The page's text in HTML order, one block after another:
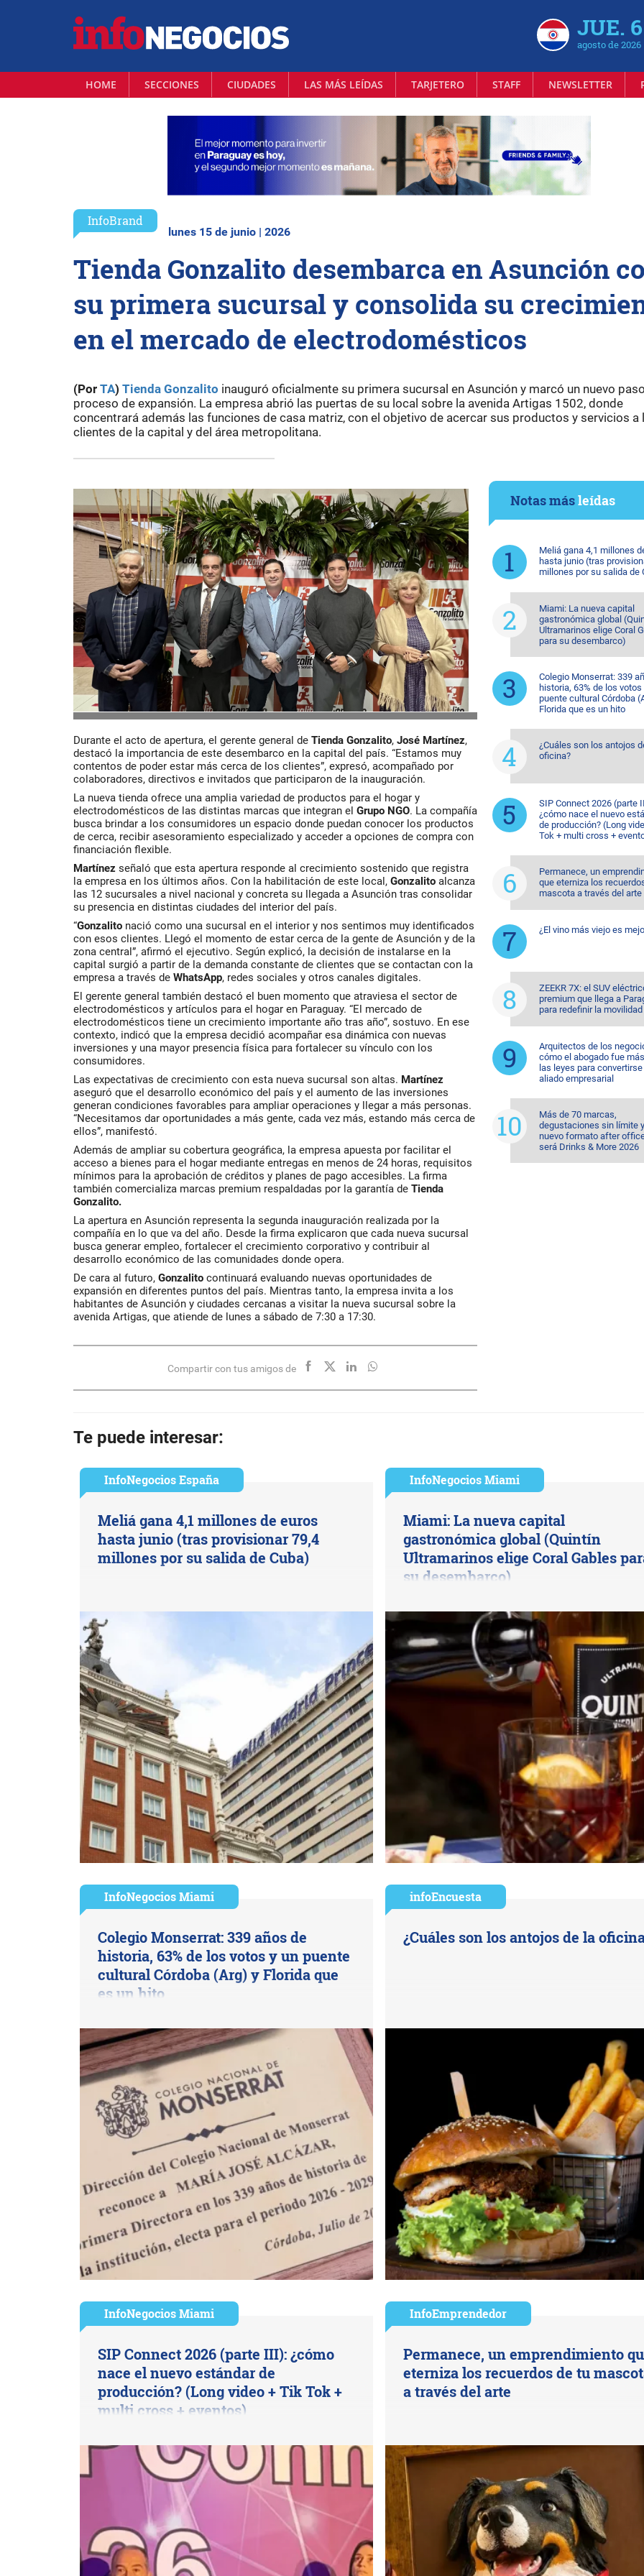
JUE. 6
agosto de 2026
HOME SECCIONES CIUDADES LAS MÁS LEÍDAS TARJETERO STAFF NEWSLETTER
InfoBrand
lunes 15 de junio | 2026
Tienda Gonzalito desembarca en Asunción
su primera sucursal y consolida su
en el mercado de electrodomésticos
(Por TA) Tienda Gonzalito inauguró oficialmente su primera sucursal en Asunción y marcó un nuevo
proceso de expansión. La empresa abrió las puertas de su local sobre la avenida Artigas 1502, donde
concentrará además las funciones de casa matriz, con el objetivo de acercar sus productos y servicios a
clientes de la capital y del área metropolitana.
Durante el acto de apertura, el gerente general de Tienda Gonzalito, José Martínez,
destacó la importancia de este desembarco en la capital del país. “Estamos muy
contentos de poder estar más cerca de los clientes”, expresó, acompañado por
colaboradores, directivos e invitados que participaron de la inauguración.
La nueva tienda ofrece una amplia variedad de productos para el hogar y
electrodomésticos de las distintas marcas que integran el Grupo NGO. La compañía
busca brindar a los consumidores un espacio donde puedan conocer los productos
de cerca, recibir asesoramiento especializado y acceder a opciones de compra con
financiación flexible.
Martínez señaló que esta apertura responde al crecimiento sostenido que registra
la empresa en los últimos años. Con la habilitación de este local, Gonzalito alcanza
las 12 sucursales a nivel nacional y concreta su llegada a Asunción tras consolidar
su presencia en distintas ciudades del interior del país.
“Gonzalito nació como una sucursal en el interior y nos sentimos muy identificados
con esos clientes. Llegó el momento de estar cerca de la gente de Asunción y de la
zona central”, afirmó el ejecutivo. Según explicó, la decisión de instalarse en la
capital surgió a partir de la demanda constante de clientes que se contactan con la
empresa a través de WhatsApp, redes sociales y otros canales digitales.
El gerente general también destacó el buen momento que atraviesa el sector de
electrodomésticos y artículos para el hogar en Paraguay. “El mercado de
electrodomésticos tiene un crecimiento importante año tras año”, sostuvo. En ese
contexto, indicó que la empresa decidió acompañar esa dinámica con nuevas
inversiones y una mayor presencia física para fortalecer su vínculo con los
consumidores.
Las expectativas de crecimiento con esta nueva sucursal son altas. Martínez
aseguró que el desarrollo económico del país y el aumento de las inversiones
generan condiciones favorables para ampliar operaciones y llegar a más personas.
“Necesitamos dar oportunidades a más gente, cada vez más, estando más cerca de
ellos”, manifestó.
Además de ampliar su cobertura geográfica, la empresa apuesta por facilitar el
acceso a bienes para el hogar mediante entregas en menos de 24 horas, requisitos
mínimos para la aprobación de créditos y planes de pago accesibles. La firma
también comercializa marcas premium respaldadas por la garantía de Tienda
Gonzalito.
La apertura en Asunción representa la segunda inauguración realizada por la
compañía en lo que va del año. Desde la firma explicaron que cada nueva sucursal
busca generar empleo, fortalecer el crecimiento corporativo y contribuir al
desarrollo económico de las comunidades donde opera.
De cara al futuro, Gonzalito continuará evaluando nuevas oportunidades de
expansión en diferentes puntos del país. Mientras tanto, la empresa invita a los
habitantes de Asunción y ciudades cercanas a visitar la nueva sucursal sobre la
avenida Artigas, que atiende de lunes a sábado de 7:30 a 17:30.
Compartir con tus amigos de
Notas másleídas
Meliá gana 4,1 millones
hasta junio (tras
millones por su salida de
Miami: La nueva capital
gastronómica global
Ultramarinos elige Coral
para su desembarco)
Colegio Monserrat: 339
historia, 63% de los votos
puente cultural Córdoba
Florida que es un hito
¿Cuáles son los antojos
oficina?
SIP Connect 2026 (parte
¿cómo nace el nuevo
de producción? (Long
Tok + multi cross +
Permanece, un
que eterniza los
mascota a través del arte
¿El vino más viejo es
ZEEKR 7X: el SUV
premium que llega a
para redefinir la movilidad
Arquitectos de los
cómo el abogado fue
las leyes para
aliado empresarial
Más de 70 marcas,
degustaciones sin límite
nuevo formato after
será Drinks & More 2026
Te puede interesar:
InfoNegocios España
Meliá gana 4,1 millones de euros
hasta junio (tras provisionar 79,4
millones por su salida de Cuba)
InfoNegocios Miami
Miami: La nueva capital
gastronómica global (Quintín
Ultramarinos elige Coral Gables
su desembarco)
InfoNegocios Miami
Colegio Monserrat: 339 años de
historia, 63% de los votos y un puente
cultural Córdoba (Arg) y Florida que
es un hito
infoEncuesta
¿Cuáles son los antojos de la
InfoNegocios Miami
SIP Connect 2026 (parte III): ¿cómo
nace el nuevo estándar de
producción? (Long video + Tik Tok +
multi cross + eventos)
InfoEmprendedor
Permanece, un emprendimiento
eterniza los recuerdos de tu
a través del arte